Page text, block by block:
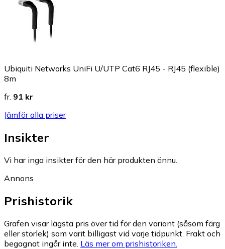
Ubiquiti Networks UniFi U/UTP Cat6 RJ45 - RJ45 (flexible)
8m
fr. 91 kr
Jämför alla priser
Insikter
Vi har inga insikter för den här produkten ännu.
Annons
Prishistorik
Grafen visar lägsta pris över tid för den variant (såsom färg
eller storlek) som varit billigast vid varje tidpunkt. Frakt och
begagnat ingår inte. Läs mer om prishistoriken.